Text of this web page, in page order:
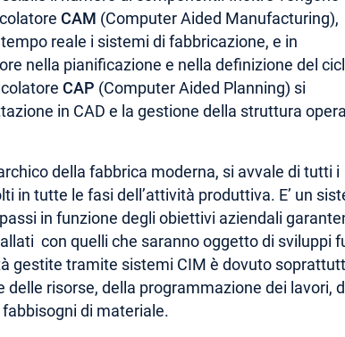
CAM (Computer Aided Manufacturing),
reale i sistemi di fabbricazione, e in
nella pianificazione e nella definizione del
CAP (Computer Aided Planning) si
in CAD e la gestione della struttura
della fabbrica moderna, si avvale di tutti i
in tutte le fasi dell’attività produttiva. E’ un
in funzione degli obiettivi aziendali
con quelli che saranno oggetto di sviluppi
gestite tramite sistemi CIM è dovuto
risorse, della programmazione dei lavori,
di materiale.